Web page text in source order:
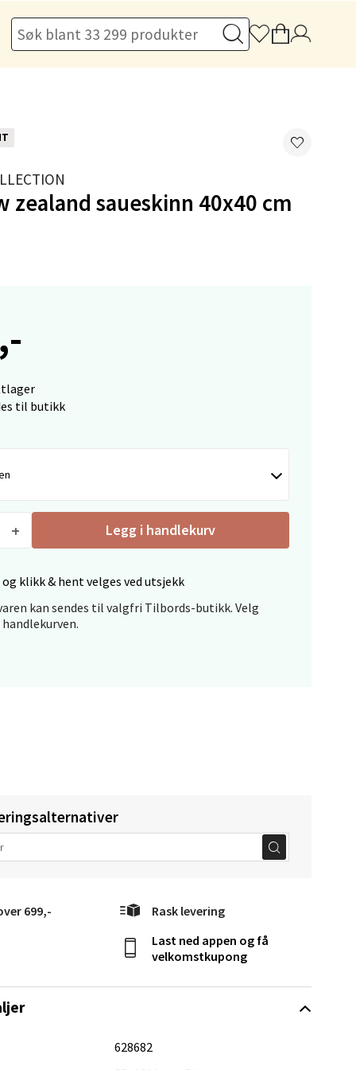
zealand saueskinn 40x40 cm
til butikk
Legg i handlekurv
klikk & hent velges ved utsjekk
kan sendes til valgfri Tilbords-butikk. Velg
699,- Rask levering
Last ned appen og få
velkomstkupong
628682